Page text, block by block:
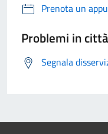
Prenota un
Problemi in città
Segnala